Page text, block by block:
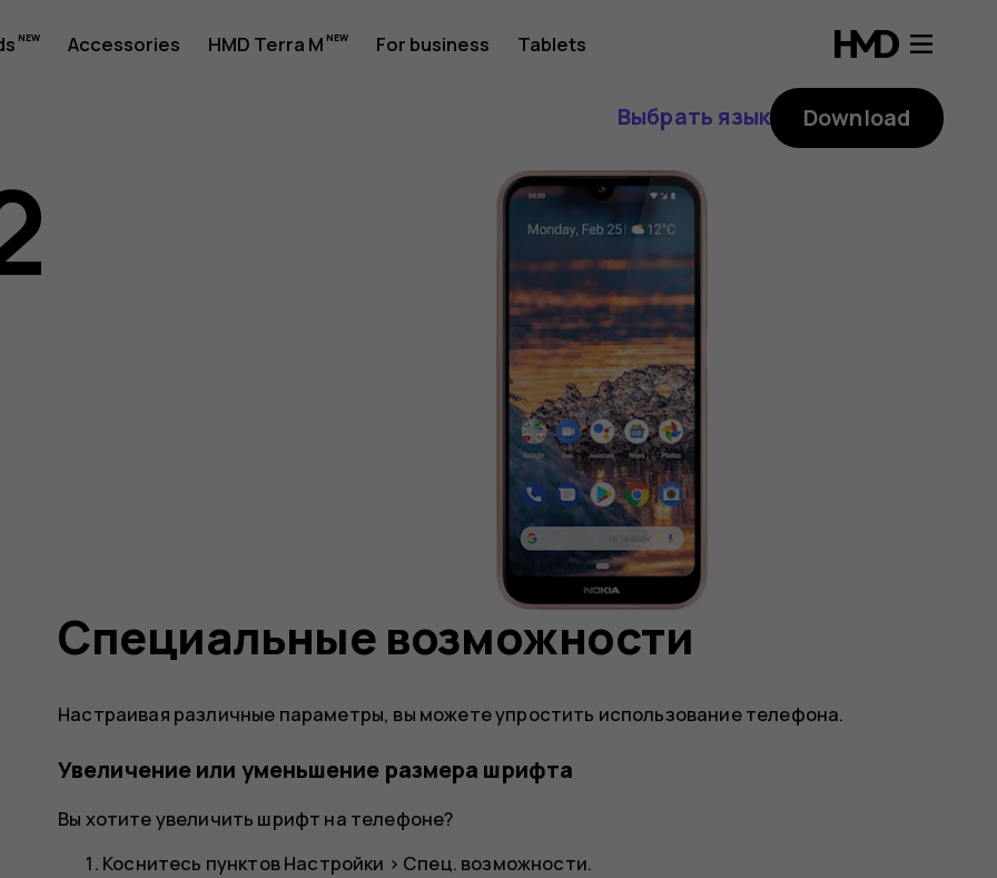
Accessories HMD Terra M For business Tablets
Выбрать язык Download
Специальные возможности
Настраивая различные параметры, вы можете упростить использование телефона.
Увеличение или уменьшение размера шрифта
Вы хотите увеличить шрифт на телефоне?
Коснитесь пунктовНастройки > Спец. возможности.